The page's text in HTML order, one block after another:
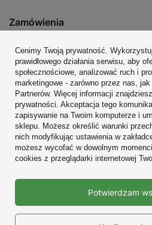
Zamówienia
Regulaminy
Zobacz również
W sklepie prezentujemy
Cenimy Twoją prywatność.
prawidłowego działania serwisu, aby
społecznościowe, analizować ruch i
marketingowe - zarówno przez nas,
Partnerów. Więcej informacji
prywatności. Akceptacja tego
zapisywanie na Twoim komputerze i
sklepu. Możesz określić warunki
nich modyfikując ustawienia w
możesz wycofać w dowolnym
cookies z przeglądarki internetowej
Potwierdzam